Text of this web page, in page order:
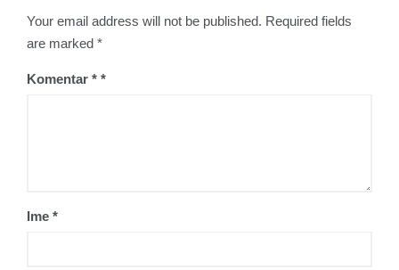
Your email address will not be published. Required fields
are marked *
Komentar *
Ime *